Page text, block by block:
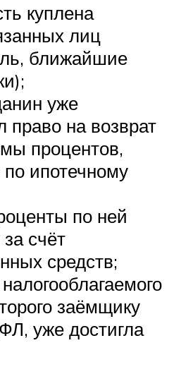
куплена
лиц
ближайшие
уже
право на возврат
процентов,
ипотечному
по ней
счёт
средств;
заёмщику
уже достигла